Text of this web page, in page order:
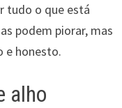
tudo o que está
podem piorar, mas
e honesto.
alho